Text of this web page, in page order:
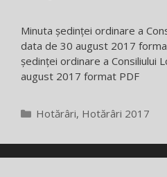
Minuta ședinței ordinare a
data de 30 august 2017
ședinței ordinare a Consiliului
august 2017 format PDF
Categorii
Hotărâri, Hotărâri 2017